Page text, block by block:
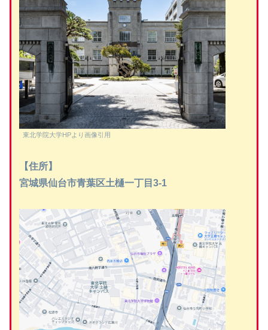
東北学院大学HPより画像引用
【住所】
宮城県仙台市青葉区土樋一丁目3-1